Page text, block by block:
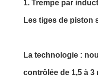
1. Trempe par
Les tiges de piston
La technologie :
contrôlée de 1,5 à 3